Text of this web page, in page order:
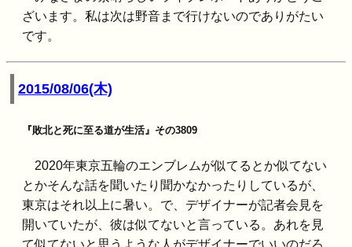
ざいます。私は次は野音まで行けないのでありがたい
です。
2015/08/06(木)
『敗北と死に至る道が生活』その3809
2020年東京五輪のエンブレムが似てるとか似てない
とかそんな話を聞いたり聞かなかったりしているが、
東京はそれ以上に暑い。で、デザイナーが記者会見を
開いていたが、彼は似てないと言っている。あれを見
て似てないと思うような人がデザイナーでいいのだろ